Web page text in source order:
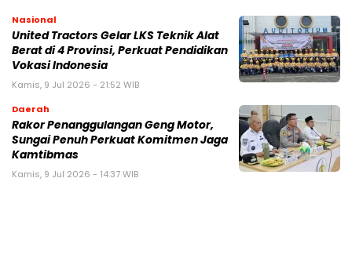
Nasional
United Tractors Gelar LKS Teknik Alat
Berat di 4 Provinsi, Perkuat Pendidikan
Vokasi Indonesia
Kamis, 9 Jul 2026 - 21:52 WIB
Daerah
Rakor Penanggulangan Geng Motor,
Sungai Penuh Perkuat Komitmen Jaga
Kamtibmas
Kamis, 9 Jul 2026 - 14:37 WIB